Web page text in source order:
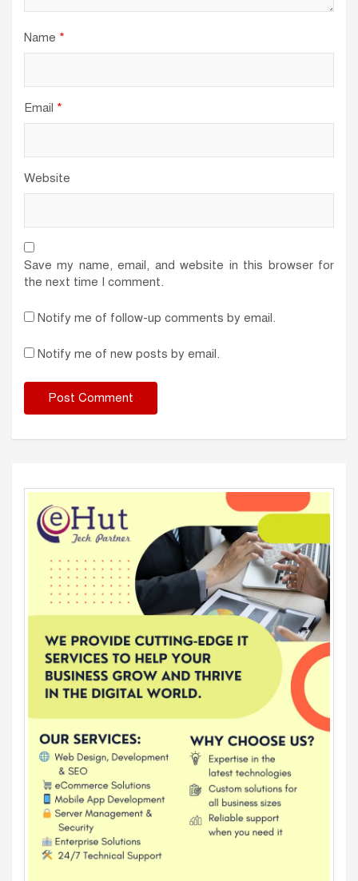
Name *
Email *
Website
Save my name, email, and website in this browser for
the next time I comment.
Notify me of follow-up comments by email.
Notify me of new posts by email.